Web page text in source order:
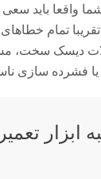
باید سعی
دیسک سخت،
ابزار